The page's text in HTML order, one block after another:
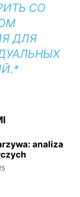
СО
ДЛЯ
analiza